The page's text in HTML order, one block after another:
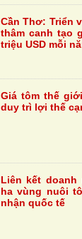
Cần Thơ: Triển
thâm canh tạo
triệu USD mỗi
Giá tôm thế
duy trì lợi thế
Liên kết doanh
ha vùng nuôi
nhận quốc tế